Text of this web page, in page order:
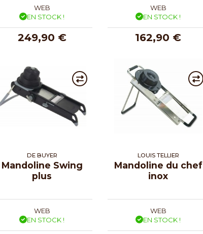
WEB
EN STOCK !
249,90 €
WEB
EN STOCK !
162,90 €
DE BUYER
Mandoline Swing
plus
WEB
EN STOCK !
LOUIS TELLIER
Mandoline du chef
inox
WEB
EN STOCK !